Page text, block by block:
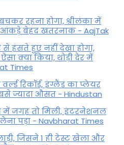
रहना होगा, श्रीलंका में
आंकड़े बेहद खतरनाक - AajTak
हंसते हुए नहीं देखा होगा,
क्या किया, थोड़ी देर में
Times
रिकॉर्ड, इंग्लैंड का प्लेयर
ज्यादा औसत - Hindustan
में जगह तो मिली, इंटरनेशनल
पड़ा - Navbharat Times
जिसने 1 ही टेस्ट खेला और